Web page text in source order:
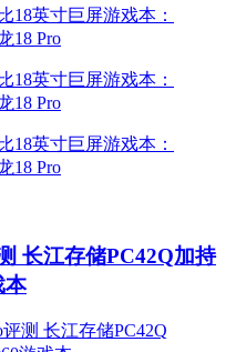
长江存储PC42Q加持
本